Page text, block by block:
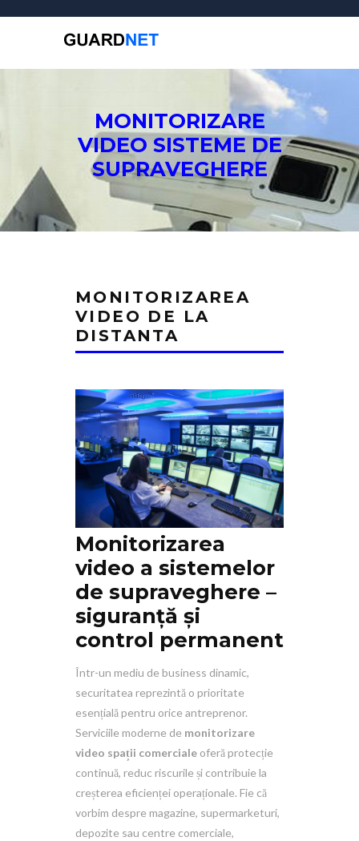
MONITORIZARE
VIDEO SISTEME DE
SUPRAVEGHERE
MONITORIZAREA
VIDEO DE LA
DISTANTA
Monitorizarea
video a sistemelor
de supraveghere –
siguranță și
control permanent
Într-un mediu de business dinamic,
securitatea reprezintă o prioritate
esențială pentru orice antreprenor.
Serviciile moderne de monitorizare
video spații comerciale oferă protecție
continuă, reduc riscurile și contribuie la
creșterea eficienței operaționale. Fie că
vorbim despre magazine, supermarketuri,
depozite sau centre comerciale,